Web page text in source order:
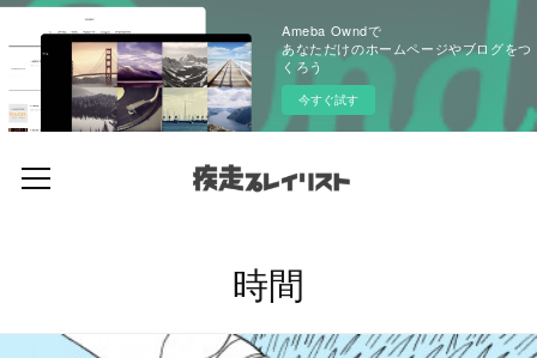
Ameba Owndで
あなただけのホームページやブログをつ
くろう
今すぐ試す
時間